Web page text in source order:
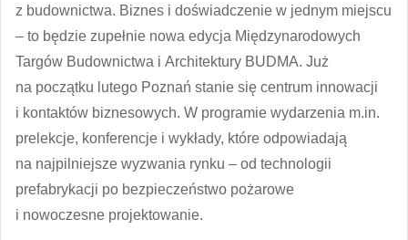
z budownictwa. Biznes i doświadczenie w jednym miejscu
– to będzie zupełnie nowa edycja Międzynarodowych
Targów Budownictwa i Architektury BUDMA. Już
na początku lutego Poznań stanie się centrum innowacji
i kontaktów biznesowych. W programie wydarzenia m.in.
prelekcje, konferencje i wykłady, które odpowiadają
na najpilniejsze wyzwania rynku – od technologii
prefabrykacji po bezpieczeństwo pożarowe
i nowoczesne projektowanie.